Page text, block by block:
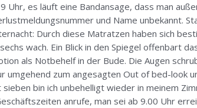
Uhr, es läuft eine Bandansage, dass man
und Name unbekannt.
Durch diese Matratzen haben sich
wach. Ein Blick in den Spiegel offenbart
als Notbehelf in der Bude. Die Augen
umgehend zum angesagten Out of bed-look
bin ich unbehelligt wieder in meinem
anrufe, man sei ab 9.00 Uhr